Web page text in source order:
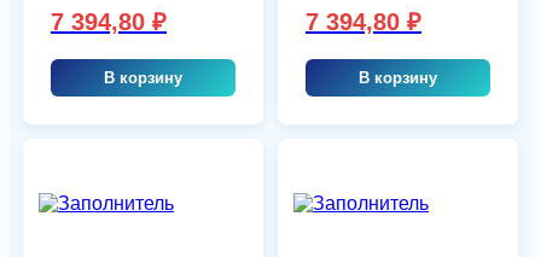
7 394,80 ₽
В корзину
7 394,80 ₽
В корзину